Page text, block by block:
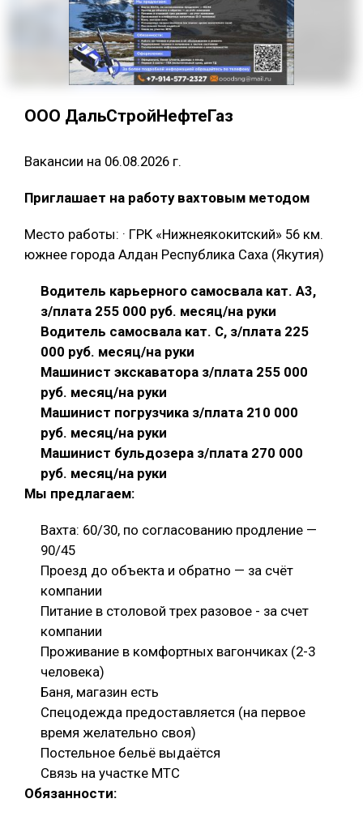
ООО ДальСтройНефтеГаз
Вакансии на 06.08.2026 г.
Приглашает на работу вахтовым методом
Место работы: · ГРК «Нижнеякокитский» 56 км.
южнее города Алдан Республика Саха (Якутия)
Водитель карьерного самосвала кат. А3,
з/плата 255 000 руб. месяц/на руки
Водитель самосвала кат. С, з/плата 225
000 руб. месяц/на руки
Машинист экскаватора з/плата 255 000
руб. месяц/на руки
Машинист погрузчика з/плата 210 000
руб. месяц/на руки
Машинист бульдозера з/плата 270 000
руб. месяц/на руки
Мы предлагаем:
Вахта: 60/30, по согласованию продление —
90/45
Проезд до объекта и обратно — за счёт
компании
Питание в столовой трех разовое - за счет
компании
Проживание в комфортных вагончиках (2-3
человека)
Баня, магазин есть
Спецодежда предоставляется (на первое
время желательно своя)
Постельное бельё выдаётся
Связь на участке МТС
Обязанности: